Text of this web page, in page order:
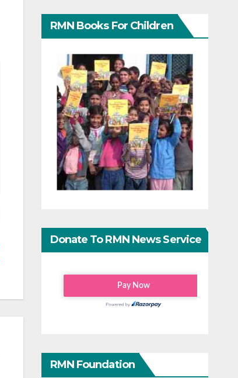
RMN Books For Children
Donate To RMN News Service
RMN Foundation